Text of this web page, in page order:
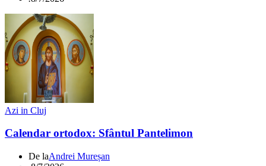
Azi in Cluj
Calendar ortodox: Sfântul Pantelimon
De laAndrei Mureșan